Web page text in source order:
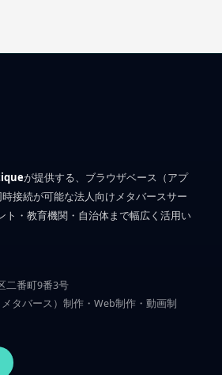
が提供する、ブラウザベース（アプ
接続が可能な法人向けメタバースサー
ト・教育機関・自治体まで幅広く活用い
二番町9番3号
メタバース）制作・Web制作・動画制